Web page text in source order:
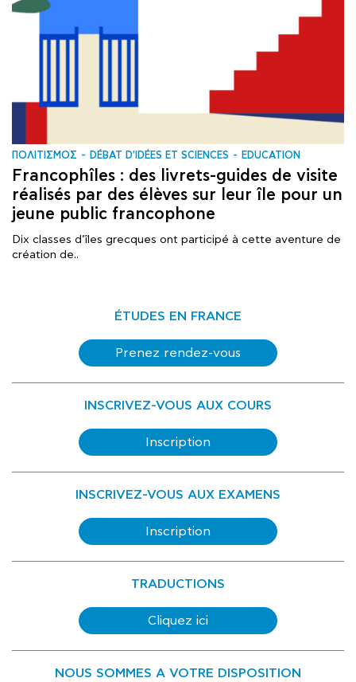
ΠΟΛΙΤΙΣΜΟΣ DÉBAT D'IDÉES ET SCIENCES EDUCATION
Francophîles : des livrets-guides de visite
réalisés par des élèves sur leur île pour un
jeune public francophone
Dix classes d’îles grecques ont participé à cette aventure de
création de..
ÉTUDES EN FRANCE
Prenez rendez-vous
INSCRIVEZ-VOUS AUX COURS
Inscription
INSCRIVEZ-VOUS AUX EXAMENS
Inscription
TRADUCTIONS
Cliquez ici
NOUS SOMMES A VOTRE DISPOSITION